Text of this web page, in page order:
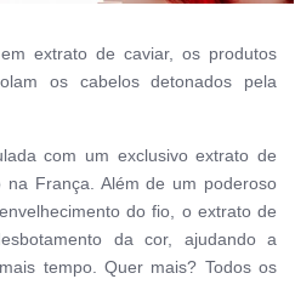
extrato de caviar, os produtos
os cabelos detonados pela
com um exclusivo extrato de
na França. Além de um poderoso
do fio, o extrato de
da cor, ajudando a
tempo. Quer mais? Todos os